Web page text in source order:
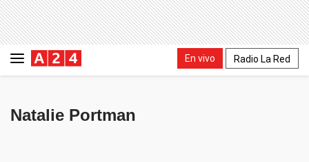
En vivo Radio La Red
Natalie Portman